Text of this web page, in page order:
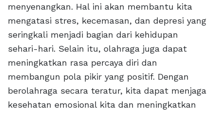
menyenangkan. Hal ini akan membantu kita
mengatasi stres, kecemasan, dan depresi yang
seringkali menjadi bagian dari kehidupan
sehari-hari. Selain itu, olahraga juga dapat
meningkatkan rasa percaya diri dan
membangun pola pikir yang positif. Dengan
berolahraga secara teratur, kita dapat menjaga
kesehatan emosional kita dan meningkatkan